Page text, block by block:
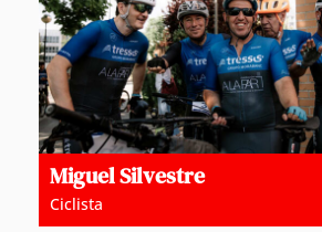
Miguel Silvestre
Ciclista